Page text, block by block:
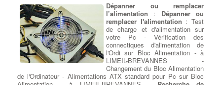
Dépanner ou remplacer
l’alimentation : Dépanner ou
remplacer l'alimentation : Test
de charge et d'alimentation sur
votre Pc - Vérification des
connectiques d'alimentation de
l'Ordi sur Bloc Alimentation - à
LIMEIL-BREVANNES -
Changement du Bloc Alimentation
de l'Ordinateur - Alimentations ATX standard pour Pc sur Bloc
Alimentation - à LIMEIL-BREVANNES - Recherche de